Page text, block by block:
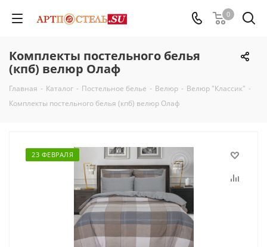
0
Комплекты постельного белья
(кпб) велюр Олаф
Главная - Каталог - Постельное белье - Велюр - Велюр "Классик" -
Комплекты постельного белья (кпб) велюр Олаф
23 ФЕВРАЛЯ